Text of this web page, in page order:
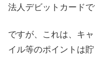
法人デビットカードで
ですが、これは、キ
イル等のポイントは貯